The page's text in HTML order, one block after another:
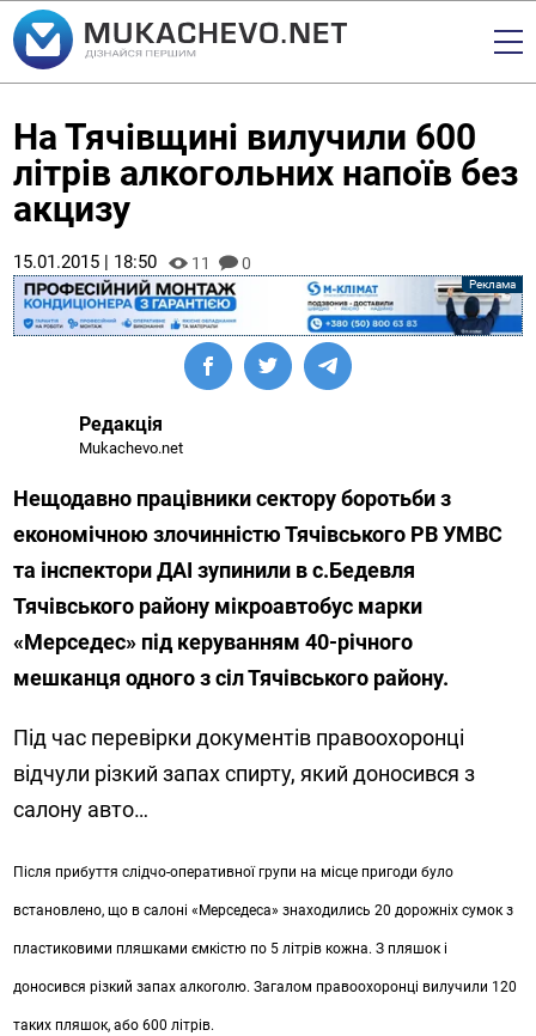
На Тячівщині вилучили 600
літрів алкогольних напоїв без
акцизу
15.01.2015 | 18:50 11 0
Редакція
Mukachevo.net
Нещодавно працівники сектору боротьби з
економічною злочинністю Тячівського РВ УМВС
та інспектори ДАІ зупинили в с.Бедевля
Тячівського району мікроавтобус марки
«Мерседес» під керуванням 40-річного
мешканця одного з сіл Тячівського району.
Під час перевірки документів правоохоронці
відчули різкий запах спирту, який доносився з
салону авто…
Після прибуття слідчо-оперативної групи на місце пригоди було
встановлено, що в салоні «Мерседеса» знаходились 20 дорожніх сумок з
пластиковими пляшками ємкістю по 5 літрів кожна. З пляшок і
доносився різкий запах алкоголю. Загалом правоохоронці вилучили 120
таких пляшок, або 600 літрів.